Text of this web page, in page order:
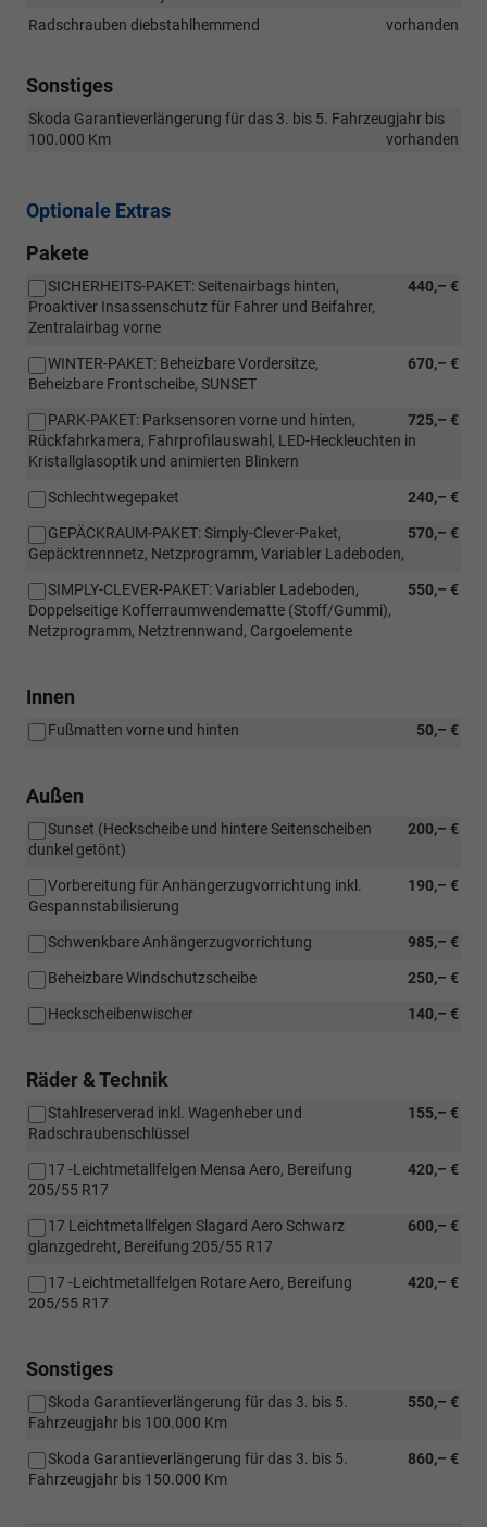
Radschrauben diebstahlhemmend
vorhanden
Sonstiges
Skoda Garantieverlängerung für das 3. bis 5. Fahrzeugjahr bis
100.000 Km
vorhanden
Optionale Extras
Pakete
440,– €
SICHERHEITS-PAKET: Seitenairbags hinten,
Proaktiver Insassenschutz für Fahrer und Beifahrer,
Zentralairbag vorne
670,– €
WINTER-PAKET: Beheizbare Vordersitze,
Beheizbare Frontscheibe, SUNSET
725,– €
PARK-PAKET: Parksensoren vorne und hinten,
Rückfahrkamera, Fahrprofilauswahl, LED-Heckleuchten in
Kristallglasoptik und animierten Blinkern
240,– €
Schlechtwegepaket
570,– €
GEPÄCKRAUM-PAKET: Simply-Clever-Paket,
Gepäcktrennnetz, Netzprogramm, Variabler Ladeboden,
550,– €
SIMPLY-CLEVER-PAKET: Variabler Ladeboden,
Doppelseitige Kofferraumwendematte (Stoff/Gummi),
Netzprogramm, Netztrennwand, Cargoelemente
Innen
50,– €
Fußmatten vorne und hinten
Außen
200,– €
Sunset (Heckscheibe und hintere Seitenscheiben
dunkel getönt)
190,– €
Vorbereitung für Anhängerzugvorrichtung inkl.
Gespannstabilisierung
985,– €
Schwenkbare Anhängerzugvorrichtung
250,– €
Beheizbare Windschutzscheibe
140,– €
Heckscheibenwischer
Räder & Technik
155,– €
Stahlreserverad inkl. Wagenheber und
Radschraubenschlüssel
420,– €
17 -Leichtmetallfelgen Mensa Aero, Bereifung
205/55 R17
600,– €
17 Leichtmetallfelgen Slagard Aero Schwarz
glanzgedreht, Bereifung 205/55 R17
420,– €
17 -Leichtmetallfelgen Rotare Aero, Bereifung
205/55 R17
Sonstiges
550,– €
Skoda Garantieverlängerung für das 3. bis 5.
Fahrzeugjahr bis 100.000 Km
860,– €
Skoda Garantieverlängerung für das 3. bis 5.
Fahrzeugjahr bis 150.000 Km